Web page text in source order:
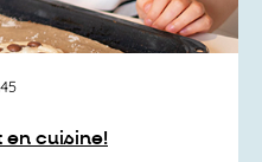
en cuisine!